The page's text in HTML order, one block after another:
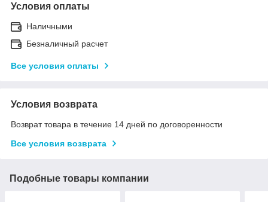
Условия оплаты
Наличными
Безналичный расчет
Все условия оплаты
Условия возврата
Возврат товара в течение 14 дней по договоренности
Все условия возврата
Подобные товары компании